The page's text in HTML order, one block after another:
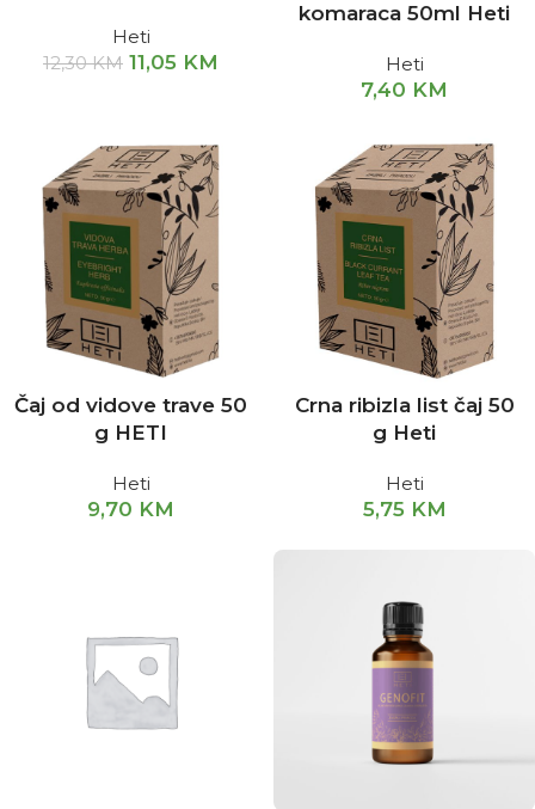
Heti
12,30KM 11,05 KM
komaraca 50ml Heti
Heti
7,40 KM
Čaj od vidove trave 50
g HETI
Heti
9,70 KM
Crna ribizla list čaj 50
g Heti
Heti
5,75 KM